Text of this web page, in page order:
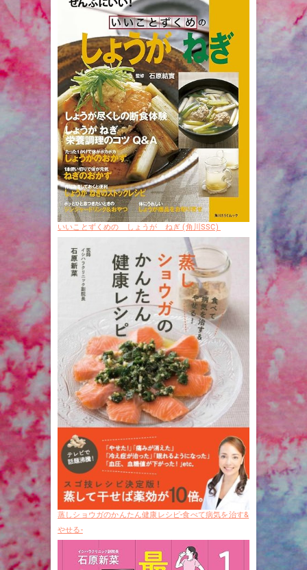
いいことずくめの しょうが ねぎ (角川SSC)
蒸しショウガのかんたん健康レシピ-食べて病気を治す&
やせる-